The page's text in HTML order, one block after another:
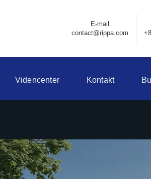
E-mail
contact@rippa.com
Videncenter Kontakt